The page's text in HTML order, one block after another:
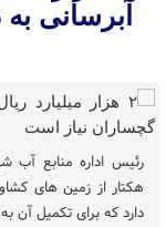
آبرسانی
رئیس اداره منابع آب
دارد که برای تکمیل آن به ۲ هزار و ۲۰۰ میلیارد ریال اعتبار نیاز است.